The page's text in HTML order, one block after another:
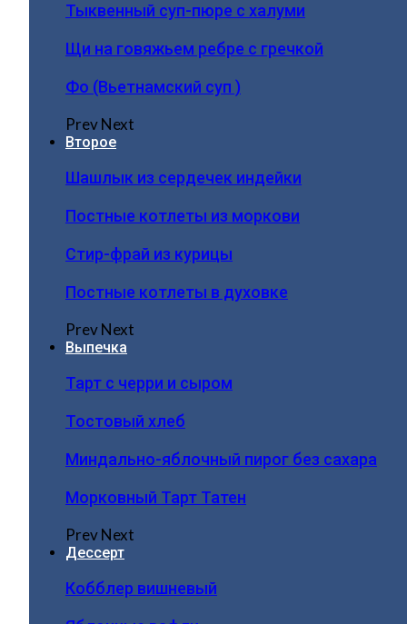
Тыквенный суп-пюре с халуми
Щи на говяжьем ребре с гречкой
Фо (Вьетнамский суп )
PrevNext
Второе
Шашлык из сердечек индейки
Постные котлеты из моркови
Стир-фрай из курицы
Постные котлеты в духовке
PrevNext
Выпечка
Тарт с черри и сыром
Тостовый хлеб
Миндально-яблочный пирог без сахара
Морковный Тарт Татен
PrevNext
Дессерт
Кобблер вишневый